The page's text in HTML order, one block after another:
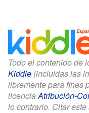
Todo el contenido de
Kiddle (incluidas las
libremente para fines
licenciaAtribución-
lo contrario. Citar